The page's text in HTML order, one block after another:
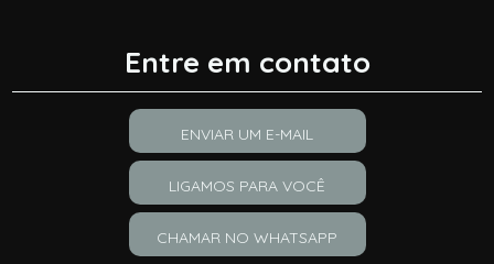
Entre em contato
ENVIAR UM E-MAIL
LIGAMOS PARA VOCÊ
CHAMAR NO WHATSAPP